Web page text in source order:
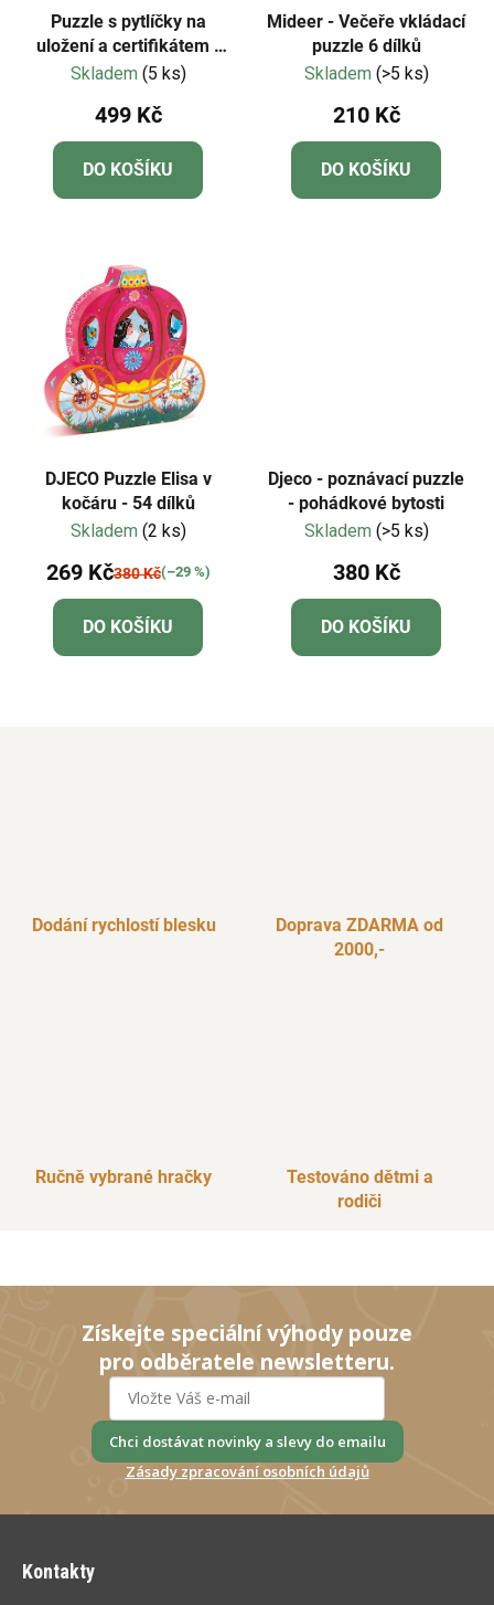
Puzzle s pytlíčky na
uložení a certifikátem -
Mideer - LEVEL 05 -
Skladem (5 ks)
499 Kč
DO KOŠÍKU
Mideer - Večeře vkládací
puzzle 6 dílků
Skladem (>5 ks)
210 Kč
DO KOŠÍKU
DJECO Puzzle Elisa v
kočáru - 54 dílků
Skladem (2 ks)
269 Kč380 Kč(–29 %)
DO KOŠÍKU
Djeco - poznávací puzzle
- pohádkové bytosti
Skladem (>5 ks)
380 Kč
DO KOŠÍKU
Dodání rychlostí blesku
Doprava ZDARMA od
2000,-
Ručně vybrané hračky
Testováno dětmi a
rodiči
Získejte speciální výhody pouze
pro odběratele newsletteru.
Chci dostávat novinky a slevy do emailu
Zásady zpracování osobních údajů
Kontakty